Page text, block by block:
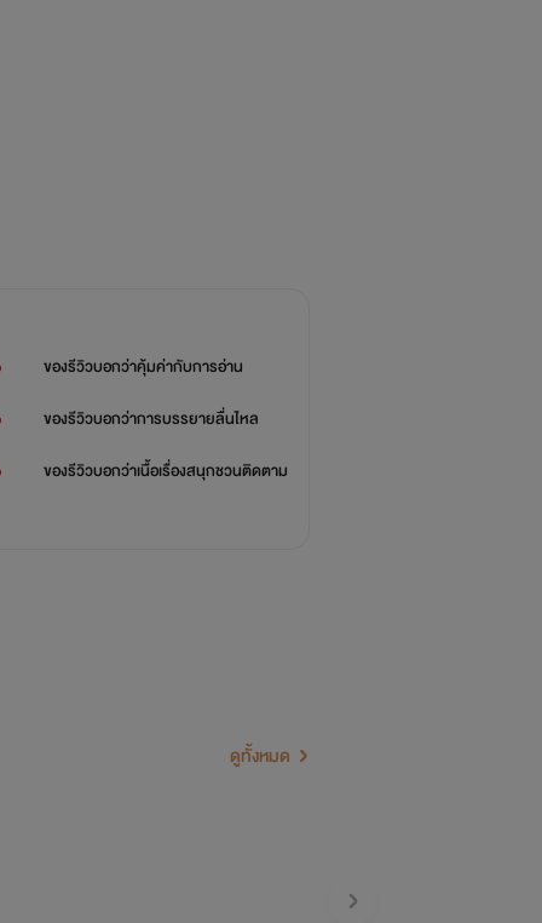
ของรีวิวบอกว่าคุ้มค่ากับการอ่าน
ของรีวิวบอกว่าการบรรยายลื่นไหล
ของรีวิวบอกว่าเนื้อเรื่องสนุกชวนติดตาม
ดูทั้งหมด